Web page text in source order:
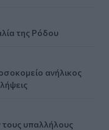
της Ρόδου
ανήλικος
τους υπαλλήλους